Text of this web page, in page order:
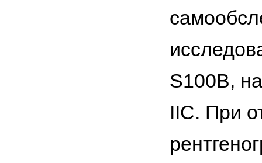
S100B,
ІІС. При